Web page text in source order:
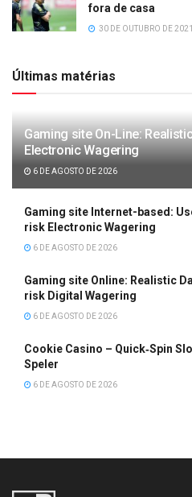
fora de casa
30 DE OUTUBRO DE 2021
Últimas matérias
Gaming site On-Line:
Electronic Wagering
6 DE AGOSTO DE 2026
Gaming site Internet-based:
risk Electronic Wagering
6 DE AGOSTO DE 2026
Gaming site Online: Realistic
risk Digital Wagering
6 DE AGOSTO DE 2026
Cookie Casino – Quick‑Spin
Speler
6 DE AGOSTO DE 2026